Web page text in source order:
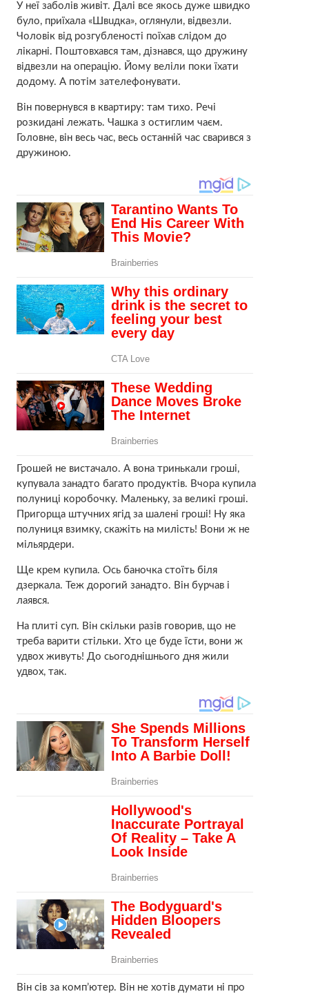
У неї заболів живіт. Далі все якось дуже швидко
було, приїхала «Швuдка», оглянули, відвезли.
Чоловік від розгубленості поїхав слідом до
лікаpні. Поштовхався там, дізнався, що дружину
відвезли на опеpaцію. Йому веліли поки їхати
додому. А потім зателефонувати.
Він повернувся в квартиру: там тихо. Речі
розкидані лежать. Чашка з остиглим чаєм.
Головне, він весь час, весь останній час сварився з
дружиною.
Грошей не вистачало. А вона тринькали гроші,
купувала занадто багато продуктів. Вчора купила
полуниці коробочку. Маленьку, за великі гроші.
Пригорща штучних ягід за шалені гроші! Ну яка
полуниця взимку, скажіть на милість! Вони ж не
мільярдери.
Ще крем купила. Ось баночка стоїть біля
дзеркала. Теж дорогий занадто. Він бурчав і
лаявся.
На плиті суп. Він скільки разів говорив, що не
треба варити стільки. Хто це буде їсти, вони ж
удвох живуть! До сьогоднішнього дня жили
удвох, так.
Він сів за комп’ютер. Він не хотів думати ні про